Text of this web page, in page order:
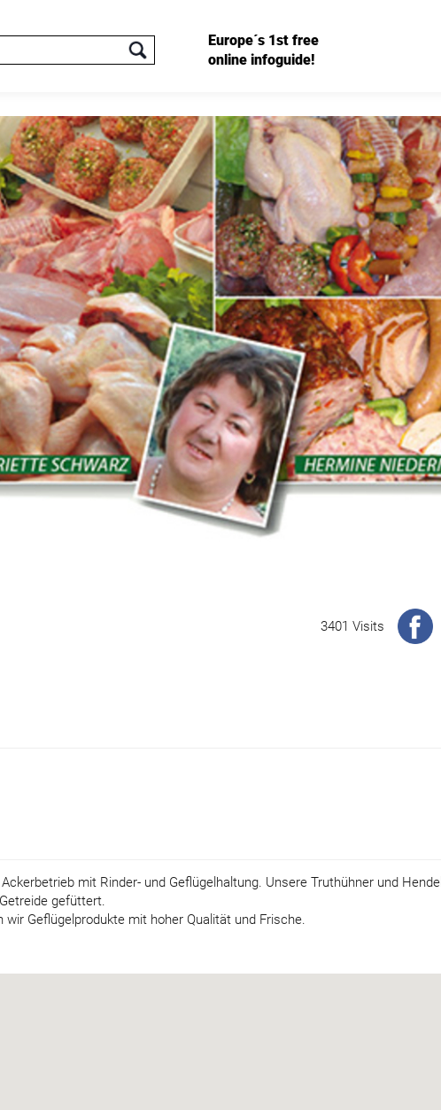
Europe´s 1st free
online infoguide!
3401 Visits
mit Rinder- und Geflügelhaltung. Unsere Truthühner und Hendel
gefüttert.
Geflügelprodukte mit hoher Qualität und Frische.